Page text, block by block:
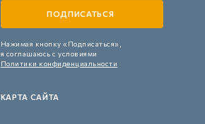
Нажимая кнопку «Подписаться»,
я соглашаюсь с условиями
Политики конфиденциальности
КАРТА САЙТА